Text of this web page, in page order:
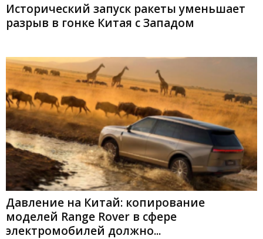
Исторический запуск ракеты уменьшает
разрыв в гонке Китая с Западом
Давление на Китай: копирование
моделей Range Rover в сфере
электромобилей должно...